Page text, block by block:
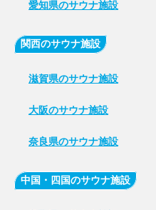
愛知県のサウナ施設
関西のサウナ施設
滋賀県のサウナ施設
大阪のサウナ施設
奈良県のサウナ施設
中国・四国のサウナ施設